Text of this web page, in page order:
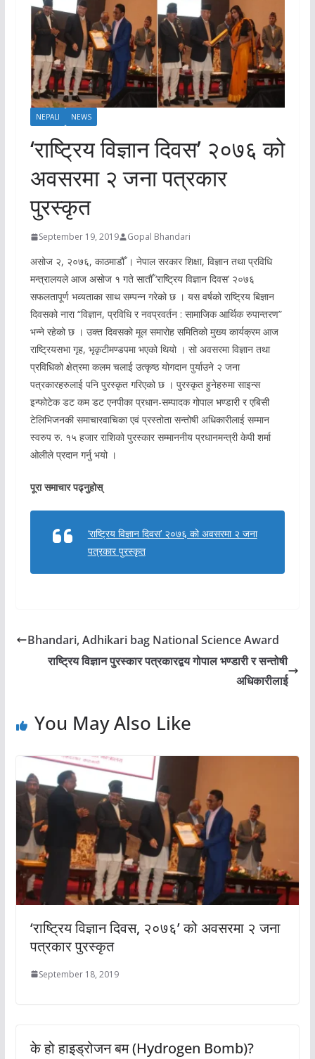
NEPALI NEWS
‘राष्ट्रिय विज्ञान दिवस’ २०७६ को
अवसरमा २ जना पत्रकार
पुरस्कृत
September 19, 2019 Gopal Bhandari
असोज २, २०७६, काठमाडौँ । नेपाल सरकार शिक्षा, विज्ञान तथा प्रविधि
मन्त्रालयले आज असोज १ गते सातौँ ‘राष्ट्रिय विज्ञान दिवस’ २०७६
सफलतापूर्ण भव्यताका साथ सम्पन्न गरेको छ । यस वर्षको राष्ट्रिय बिज्ञान
दिवसको नारा “विज्ञान, प्रविधि र नवप्रवर्तन : सामाजिक आर्थिक रुपान्तरण”
भन्ने रहेको छ । उक्त दिवसको मूल समारोह समितिको मुख्य कार्यक्रम आज
राष्ट्रियसभा गृह, भृकृटीमण्डपमा भएको थियो । सो अवसरमा विज्ञान तथा
प्रविधिको क्षेत्रमा कलम चलाई उत्कृष्ठ योगदान पुर्याउने २ जना
पत्रकारहरुलाई पनि पुरस्कृत गरिएको छ । पुरस्कृत हुनेहरुमा साइन्स
इन्फोटेक डट कम डट एनपीका प्रधान-सम्पादक गोपाल भण्डारी र एबिसी
टेलिभिजनकी समाचारवाचिका एवं प्रस्तोता सन्तोषी अधिकारीलाई सम्मान
स्वरुप रु. १५ हजार राशिको पुरस्कार सम्माननीय प्रधानमन्त्री केपी शर्मा
ओलीले प्रदान गर्नु भयो ।
पूरा समाचार पढ्नुहोस्
‘राष्ट्रिय विज्ञान दिवस’ २०७६ को अवसरमा २ जना
पत्रकार पुरस्कृत
Bhandari, Adhikari bag National Science Award
राष्ट्रिय विज्ञान पुरस्कार पत्रकारद्वय गोपाल भण्डारी र सन्तोषी
अधिकारीलाई
You May Also Like
‘राष्ट्रिय विज्ञान दिवस, २०७६’ को अवसरमा २ जना
पत्रकार पुरस्कृत
September 18, 2019
के हो हाइड्रोजन बम (Hydrogen Bomb)?